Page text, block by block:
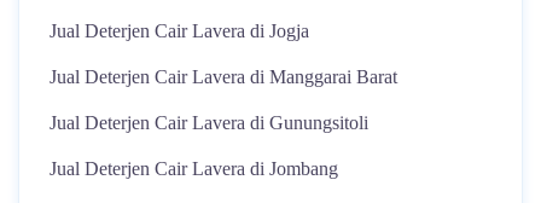
Jual Deterjen Cair Lavera di Jogja
Jual Deterjen Cair Lavera di Manggarai Barat
Jual Deterjen Cair Lavera di Gunungsitoli
Jual Deterjen Cair Lavera di Jombang